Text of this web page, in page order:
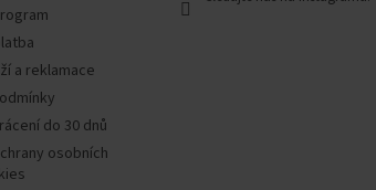
a reklamace
do 30 dnů
osobních